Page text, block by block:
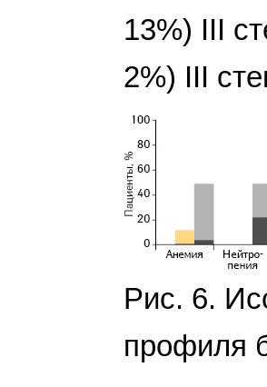
13%) III
2%) III
Рис. 6.
профиля